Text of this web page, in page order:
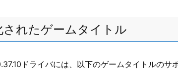
れたゲームタイトル
ドライバには、以下のゲームタイトルのサ